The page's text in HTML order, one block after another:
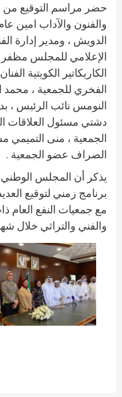
حضر مراسم التوقيع من
والفنون والآداب امين
الدويش ، ومدير إدارة
الإعلامي للمجلس مظفر
الكاريكاتير الكويتية
الفخري للجمعية ، محمد
النومس نائب الرئيس ،
دشتي مسئول العلاقات
الجمعية ، منى التميمي
الصراف عضو الجمعية .
يذكر أن المجلس الوطني
برنامج زمني لتوقيع
مع جمعيات النفع العام
والفني والتراثي خلال